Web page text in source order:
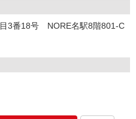
出張面接・事務所面接と選べま
3番18号 NORE名駅8階801-C